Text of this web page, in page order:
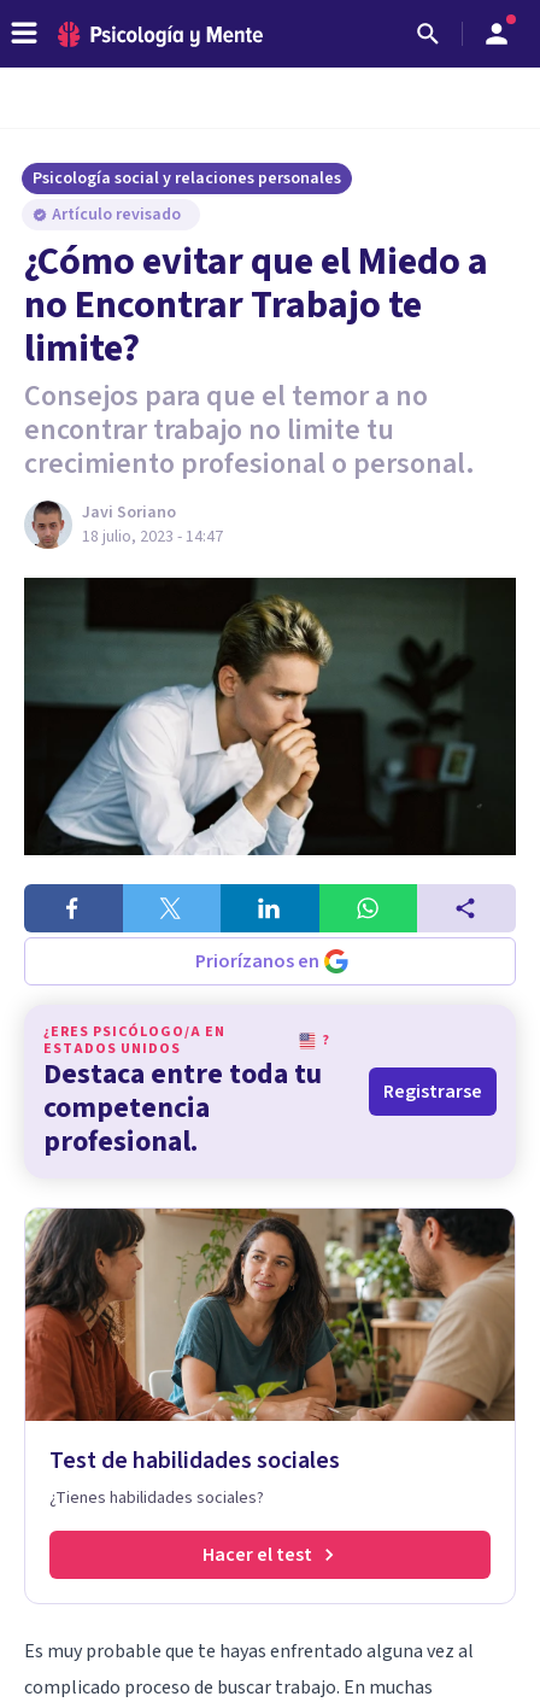
Psicología social y relaciones personales
Artículo revisado
¿Cómo evitar que el Miedo a
no Encontrar Trabajo te
limite?
Consejos para que el temor a no
encontrar trabajo no limite tu
crecimiento profesional o personal.
Javi Soriano
18 julio, 2023 - 14:47
Priorízanos en
¿ERES PSICÓLOGO/A EN
ESTADOS UNIDOS
?
Destaca entre toda tu
competencia
profesional.
Registrarse
Test de habilidades sociales
¿Tienes habilidades sociales?
Hacer el test
Es muy probable que te hayas enfrentado alguna vez al
complicado proceso de buscar trabajo. En muchas